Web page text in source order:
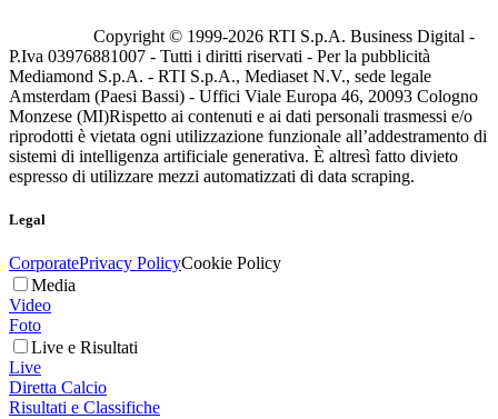
Copyright © 1999-2026 RTI S.p.A. Business Digital -
P.Iva 03976881007 - Tutti i diritti riservati - Per la pubblicità
Mediamond S.p.A. - RTI S.p.A., Mediaset N.V., sede legale
Amsterdam (Paesi Bassi) - Uffici Viale Europa 46, 20093 Cologno
Monzese (MI)Rispetto ai contenuti e ai dati personali trasmessi e/o
riprodotti è vietata ogni utilizzazione funzionale all’addestramento di
sistemi di intelligenza artificiale generativa. È altresì fatto divieto
espresso di utilizzare mezzi automatizzati di data scraping.
Legal
CorporatePrivacy PolicyCookie Policy
Media
Video
Foto
Live e Risultati
Live
Diretta Calcio
Risultati e Classifiche